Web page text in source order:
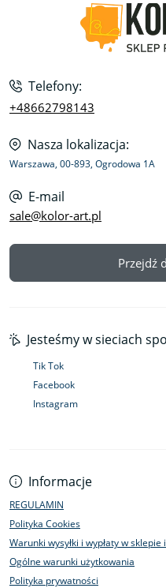
Telefony:
+48662798143
Nasza lokalizacja:
Warszawa, 00-893, Ogrodowa 1A
E-mail
sale@kolor-art.pl
Przejdź
Informacje
REGULAMIN
Polityka Cookies
Warunki wysyłki i wypłaty w
Ogólne warunki użytkowania
Polityka prywatności
Jesteśmy w sieciach
Tik Tok
Facebook
Instagram